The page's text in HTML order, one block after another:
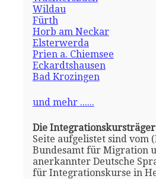
Wildau
Fürth
Horb am Neckar
Elsterwerda
Prien a. Chiemsee
Eckardtshausen
Bad Krozingen
und mehr ......
Die Integrationskursträger
Seite aufgelistet sind vom
Bundesamt für Migration
anerkannter Deutsche
für Integrationskurse in